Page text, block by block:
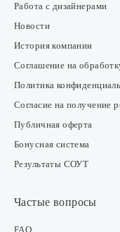
Работа с дизайнерами
Новости
История компании
Соглашение на
Политика
Согласие на получение
Публичная оферта
Бонусная система
Результаты СОУТ
Частые вопросы
FAQ